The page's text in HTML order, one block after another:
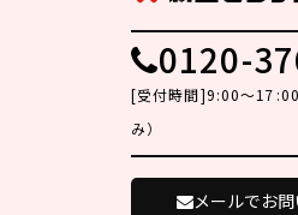
0120-
[受付時間]9:00～
み）
メールでお